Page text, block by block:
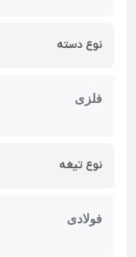
نوع دسته
فلزی
نوع تیغه
فولادی